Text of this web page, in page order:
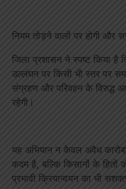
नियम तोड़ने वालों पर होगी और
जिला प्रशासन ने स्पष्ट किया है
उल्लंघन पर किसी भी स्तर पर
संग्रहण और परिवहन के विरुद्ध
रहेगी।
यह अभियान न केवल अवैध
कदम है, बल्कि किसानों के हितों
प्रभावी क्रियान्वयन का भी